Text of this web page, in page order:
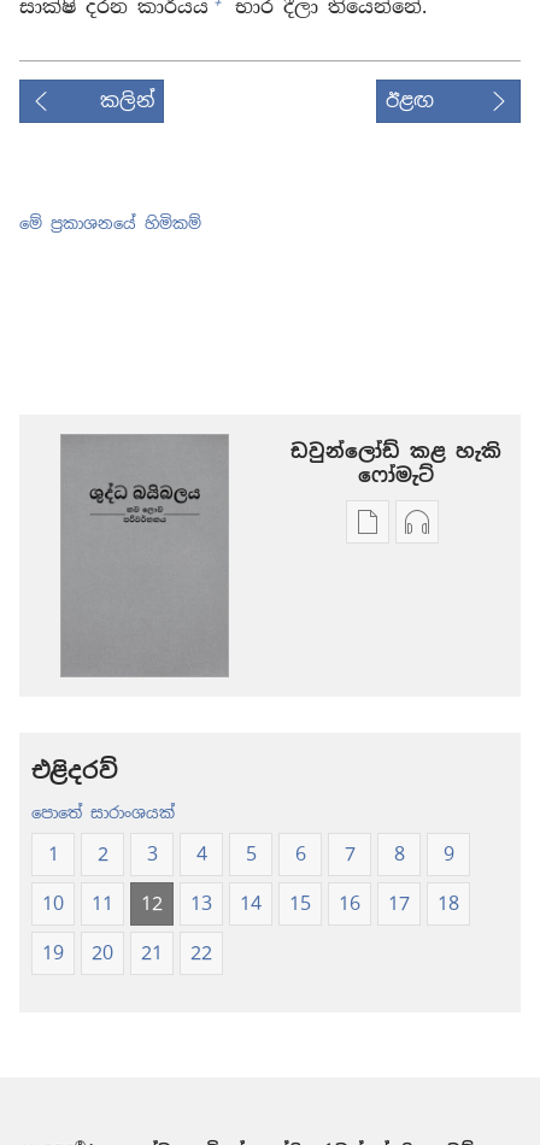
සාක්ෂි දරන කාර්යය
භාර දීලා තියෙන්නේ.
කලින් ඊළඟ
මේ ප්‍රකාශනයේ හිමිකම්
ඩවුන්ලෝඩ් කළ හැකි
‍‍ෆෝමැට්
ප්‍රකාශන
(2024
ඕඩියෝ
(2024
එළිදරව්
පොතේ සාරාංශයක්
1 2 3 4 5 6 7 8
9
10
11 12 13 14 15 16 17
18
19
20 21 22